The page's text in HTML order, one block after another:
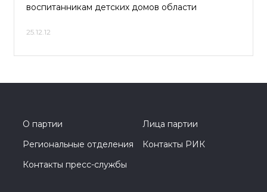
воспитанникам детских домов области
25.12.12
О партии
Лица партии
Региональные отделения
Контакты РИК
Контакты пресс-службы